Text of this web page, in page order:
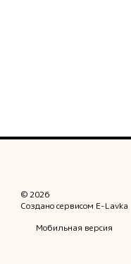
© 2026
Создано сервисом E-Lavka
Мобильная версия